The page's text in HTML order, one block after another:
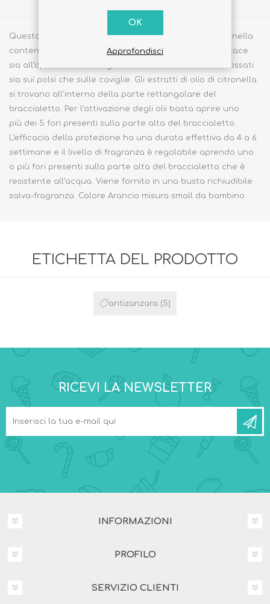
Questo braccialetto, grazie agli estratti di olio di citronella
contenuti, offre una protezione naturale al 100%, efficace
sia all’aperto che in luoghi chiusi. Possono essere indossati
sia sui polsi che sulle caviglie. Gli estratti di olio di citronella
si trovano all'interno della parte rettangolare del
braccialetto. Per l'attivazione degli olii basta aprire uno
più dei 5 fori presenti sulla parte alta del braccialetto.
L'efficacia della protezione ha una durata effettiva da 4 a 6
settimane e il livello di fragranza è regolabile aprendo uno
o più fori presenti sulla parte alta del braccialetto che è
resistente all’acqua. Viene fornito in una busta richiudibile
salva-fragranza. Colore Arancio misura small da bambino.
ETICHETTA DEL PRODOTTO
antizanzara (5)
RICEVI LA NEWSLETTER
INFORMAZIONI
PROFILO
SERVIZIO CLIENTI
OK
Approfondisci